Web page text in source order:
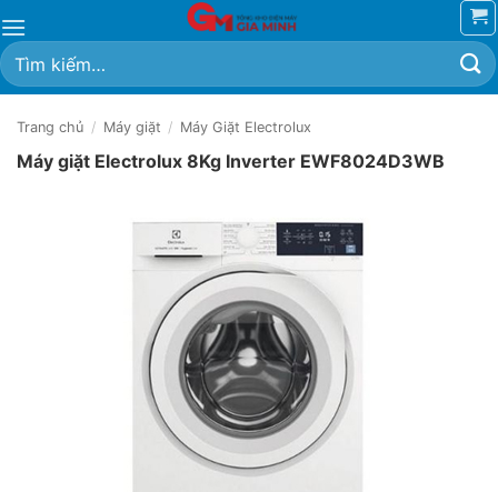
qua
nội
dung
Tìm
kiếm:
Trang chủ / Máy giặt / Máy Giặt Electrolux
Máy giặt Electrolux 8Kg Inverter EWF8024D3WB